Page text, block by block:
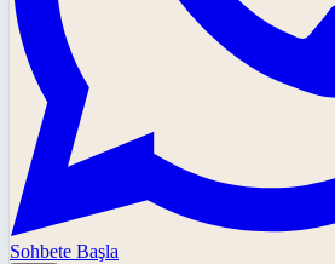
Sohbete Başla